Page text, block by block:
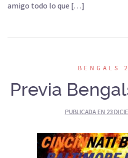
amigo todo lo que […]
BENGALS
Previa
PUBLICADA EN 23